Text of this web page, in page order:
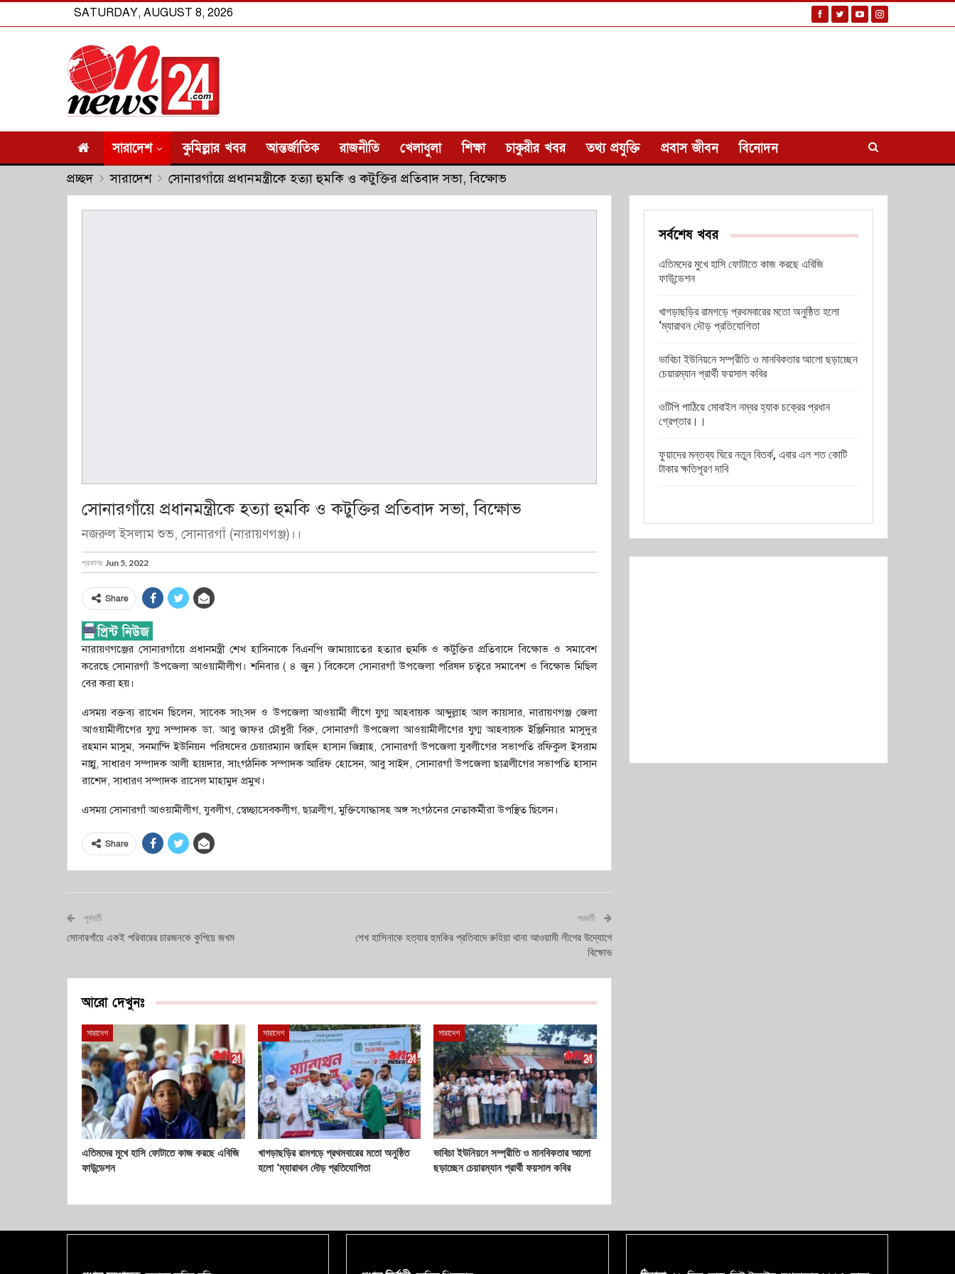
SATURDAY, AUGUST 8, 2026
সারাদেশ কুমিল্লার খবর আন্তর্জাতিক রাজনীতি খেলাধুলা শিক্ষা চাকুরীর খবর তথ্য প্রযুক্তি প্রবাস জীবন বিনোদন
প্রচ্ছদ সারাদেশ সোনারগাঁয়ে প্রধানমন্ত্রীকে হত্যা হুমকি ও কটুক্তির প্রতিবাদ সভা, বিক্ষোভ
সোনারগাঁয়ে প্রধানমন্ত্রীকে হত্যা হুমকি ও কটুক্তির প্রতিবাদ সভা, বিক্ষোভ
নজরুল ইসলাম শুভ, সোনারগাঁ (নারায়ণগঞ্জ)।।
প্রকাশঃ Jun 5, 2022
Share
নারায়ণগঞ্জের সোনারগাঁয়ে প্রধানমন্ত্রী শেখ হাসিনাকে বিএনপি জামায়াতের হত্যার হুমকি ও কটুক্তির প্রতিবাদে বিক্ষোভ ও সমাবেশ
করেছে সোনারগাঁ উপজেলা আওয়ামীলীগ। শনিবার ( ৪ জুন ) বিকেলে সোনারগাঁ উপজেলা পরিষদ চত্বরে সমাবেশ ও বিক্ষোভ মিছিল
বের করা হয়।
এসময় বক্তব্য রাখেন ছিলেন, সাবেক সাংসদ ও উপজেলা আওয়ামী লীগে যুগ্ম আহবায়ক আব্দুল্লাহ আল কায়সার, নারায়ণগঞ্জ জেলা
আওয়ামীলীগের যুগ্ম সম্পাদক ডা. আবু জাফর চৌধুরী বিরু, সোনারগাঁ উপজেলা আওয়ামীলীগের যুগ্ম আহবায়ক ইঞ্জিনিয়ার মাসুদুর
রহমান মাসুম, সনমান্দি ইউনিয়ন পরিষদের চেয়ারম্যান জাহিদ হাসান জিন্নাহ, সোনারগাঁ উপজেলা যুবলীগের সভাপতি রফিকুল ইসরাম
নান্নু, সাধারণ সম্পাদক আলী হায়দার, সাংগঠনিক সম্পাদক আরিফ হোসেন, আবু সাইদ, সোনারগাঁ উপজেলা ছাত্রলীগের সভাপতি হাসান
রাশেদ, সাধারণ সম্পাদক রাসেল মাহামুদ প্রমুখ।
এসময় সোনারগাঁ আওয়ামীলীগ, যুবলীগ, স্বেচ্ছাসেবকলীগ, ছাত্রলীগ, মুক্তিযোদ্ধাসহ অঙ্গ সংগঠনের নেতাকর্মীরা উপস্থিত ছিলেন।
Share
পূর্ববর্তী
সোনারগাঁয়ে একই পরিবারের চারজনকে কুপিয়ে জখম
পরবর্তী
শেখ হাসিনাকে হত্যার হুমকির প্রতিবাদে রুহিয়া থানা আওয়ামী লীগের উদ্যোগে
বিক্ষোভ
আরো দেখুনঃ
সারাদেশ
এতিমদের মুখে হাসি ফোটাতে কাজ করছে এবিজি
ফাউন্ডেশন
সারাদেশ
খাগড়াছড়ির রামগড়ে প্রথমবারের মতো অনুষ্ঠিত
হলো ‘ম্যারাথন দৌড় প্রতিযোগিতা
সারাদেশ
ভাবিচা ইউনিয়নে সম্প্রীতি ও মানবিকতার আলো
ছড়াচ্ছেন চেয়ারম্যান প্রার্থী ফয়সাল কবির
সর্বশেষ খবর
এতিমদের মুখে হাসি ফোটাতে কাজ করছে এবিজি
ফাউন্ডেশন
খাগড়াছড়ির রামগড়ে প্রথমবারের মতো অনুষ্ঠিত হলো
‘ম্যারাথন দৌড় প্রতিযোগিতা
ভাবিচা ইউনিয়নে সম্প্রীতি ও মানবিকতার আলো ছড়াচ্ছেন
চেয়ারম্যান প্রার্থী ফয়সাল কবির
ওটিপি পাঠিয়ে মোবাইল নম্বর হ্যাক চক্রের প্রধান
গ্রেপ্তার।।
ফুয়াদের মন্তব্য ঘিরে নতুন বিতর্ক, এবার এল শত কোটি
টাকার ক্ষতিপূরণ দাবি